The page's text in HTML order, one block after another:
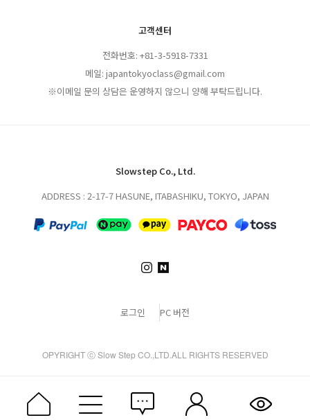
고객센터
전화번호: +81-3-5918-7331
메일: japantokyoclass@gmail.com
※이메일 문의 상담은 운영하지 않으니 양해 부탁드립니다.
Slowstep Co., Ltd.
ADDRESS : 2-17-7 HASUNE, ITABASHIKU, TOKYO, JAPAN
로그인 PC 버전
OPYRIGHT ⓒ Slow Step CO.,LTD.ALL RIGHTS RESERVED